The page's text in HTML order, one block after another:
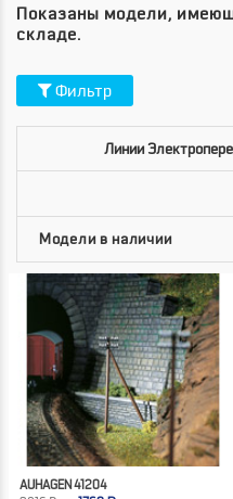
Показаны модели,
складе.
Фильтр
Линии
AUHAGEN 41204